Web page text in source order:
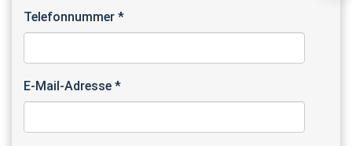
Telefonnummer *
E-Mail-Adresse *